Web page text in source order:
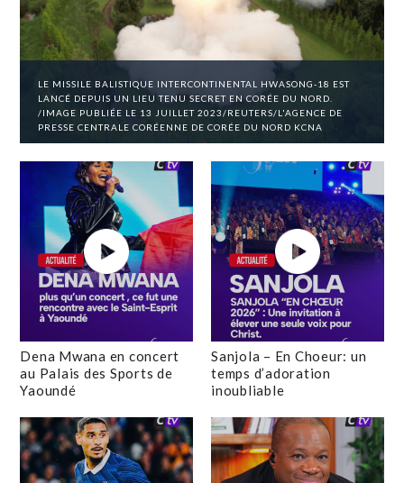
LE MISSILE BALISTIQUE INTERCONTINENTAL HWASONG-18 EST
LANCÉ DEPUIS UN LIEU TENU SECRET EN CORÉE DU NORD.
/IMAGE PUBLIÉE LE 13 JUILLET 2023/REUTERS/L'AGENCE DE
PRESSE CENTRALE CORÉENNE DE CORÉE DU NORD KCNA
Dena Mwana en concert
au Palais des Sports de
Yaoundé
Sanjola – En Choeur: un
temps d’adoration
inoubliable